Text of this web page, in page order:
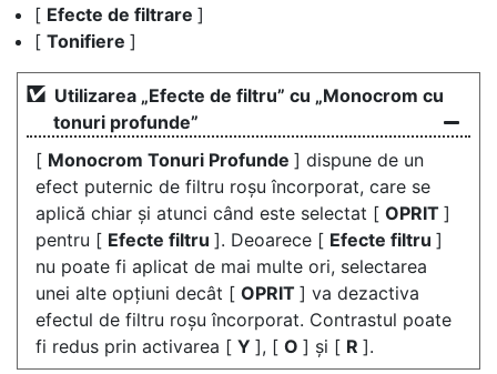
[ Efecte de filtrare ]
[ Tonifiere ]
Utilizarea „Efecte de filtru” cu „Monocrom cu
tonuri profunde”
[ Monocrom Tonuri Profunde ] dispune de un
efect puternic de filtru roșu încorporat, care se
aplică chiar și atunci când este selectat [ OPRIT ]
pentru [ Efecte filtru ]. Deoarece [ Efecte filtru ]
nu poate fi aplicat de mai multe ori, selectarea
unei alte opțiuni decât [ OPRIT ] va dezactiva
efectul de filtru roșu încorporat. Contrastul poate
fi redus prin activarea [ Y ], [ O ] și [ R ].